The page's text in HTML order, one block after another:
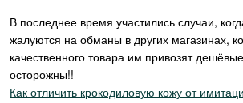
В последнее время участились случаи,
жалуются на обманы в других магазинах,
качественного товара им привозят
осторожны!!
Как отличить крокодиловую кожу от